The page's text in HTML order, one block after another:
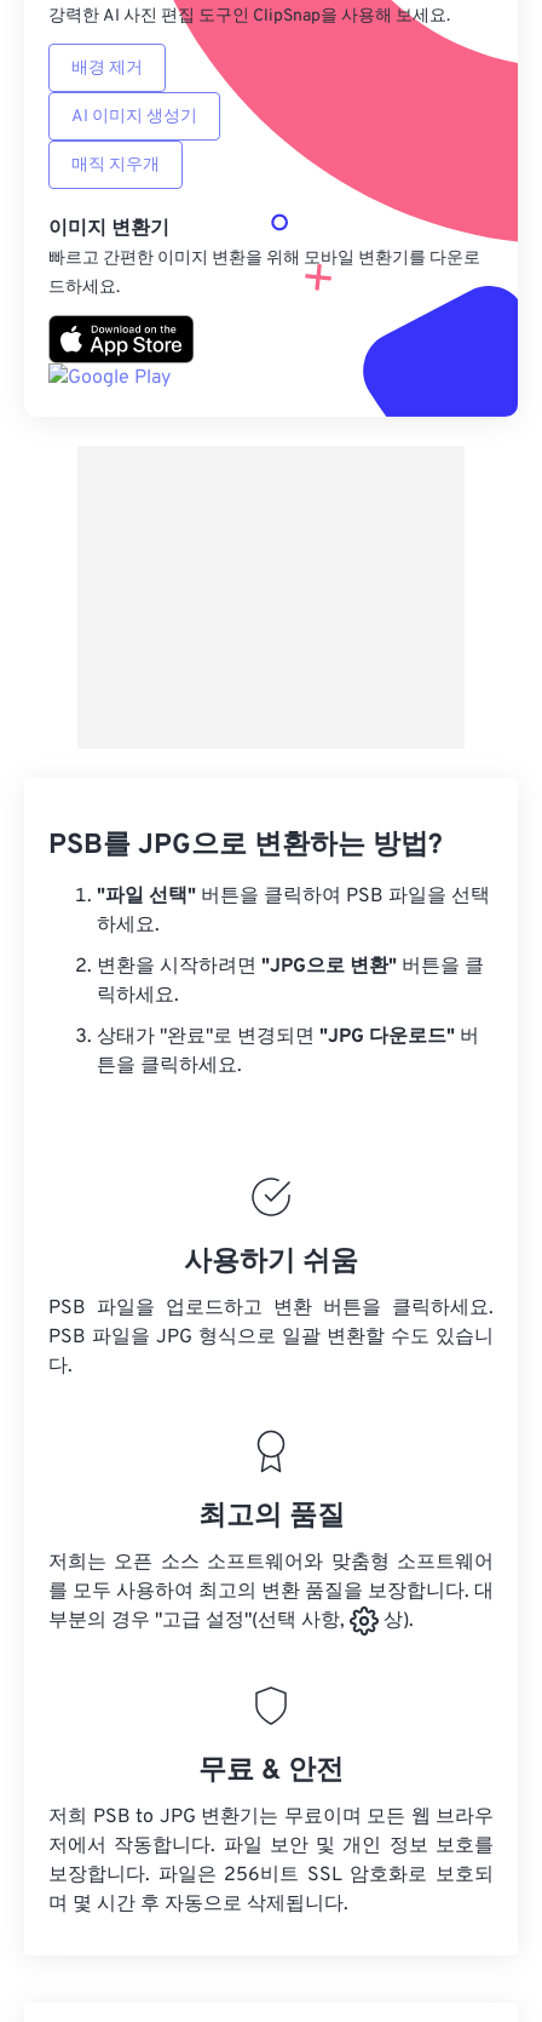
강력한 AI 사진 편집 도구인 ClipSnap을 사용해 보세요.
배경 제거
AI 이미지 생성기
매직 지우개
이미지 변환기
빠르고 간편한 이미지 변환을 위해 모바일 변환기를 다운로
드하세요.
PSB를 JPG으로 변환하는 방법?
"파일 선택" 버튼을 클릭하여 PSB 파일을 선택
하세요.
변환을 시작하려면 "JPG으로 변환" 버튼을 클
릭하세요.
상태가 "완료"로 변경되면 "JPG 다운로드" 버
튼을 클릭하세요.
사용하기 쉬움
PSB 파일을 업로드하고 변환 버튼을 클릭하세요.
PSB 파일을 JPG 형식으로 일괄 변환할 수도 있습니
다.
최고의 품질
저희는 오픈 소스 소프트웨어와 맞춤형 소프트웨어
를 모두 사용하여 최고의 변환 품질을 보장합니다. 대
부분의 경우 "고급 설정"(선택 사항,
상).
무료 & 안전
저희 PSB to JPG 변환기는 무료이며 모든 웹 브라우
저에서 작동합니다. 파일 보안 및 개인 정보 보호를
보장합니다. 파일은 256비트 SSL 암호화로 보호되
며 몇 시간 후 자동으로 삭제됩니다.